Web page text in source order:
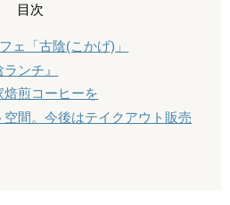
目次
ェ「古陰(こかげ)」
ンチ』
焙煎コーヒーを
空間。今後はテイクアウト販売